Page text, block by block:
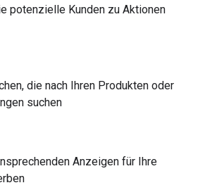
potenzielle Kunden zu Aktionen
die nach Ihren Produkten oder
suchen
Anzeigen für Ihre